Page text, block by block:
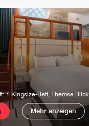
1 Kingsize-Bett, Themse Blick
Mehr anzeigen